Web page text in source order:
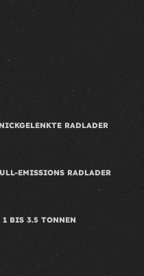
RADLADER
EMISSIONS RADLADER
1 BIS 3.5 TONNEN